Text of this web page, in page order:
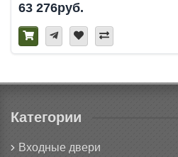
63 276руб.
Категории
Входные двери